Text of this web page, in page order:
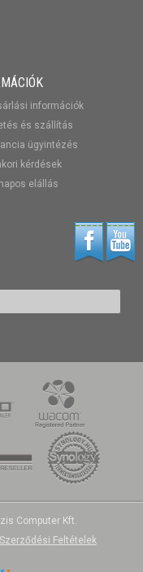
információk
és szállítás
ügyintézés
kérdések
elállás
Computer Kft.
Feltételek